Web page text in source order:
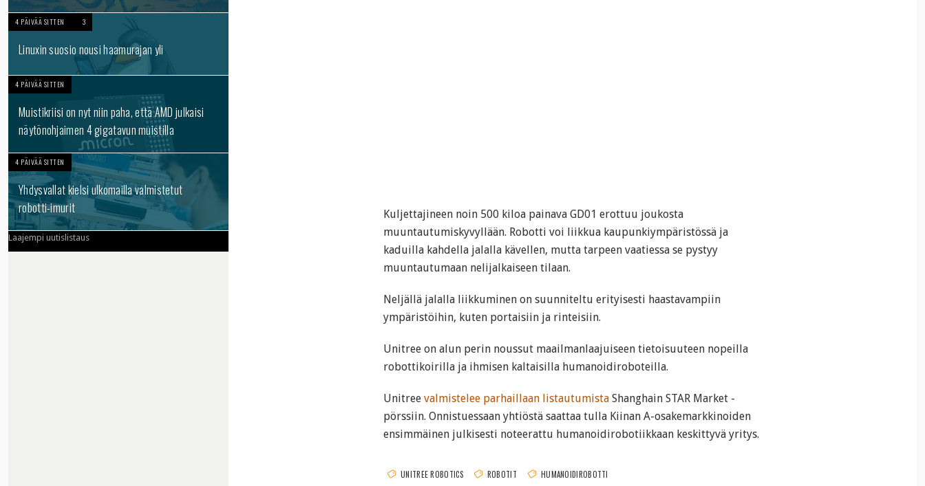
4 PÄIVÄÄ SITTEN 3
Linuxin suosio nousi haamurajan yli
4 PÄIVÄÄ SITTEN
Muistikriisi on nyt niin paha, että AMD julkaisi
näytönohjaimen 4 gigatavun muistilla
4 PÄIVÄÄ SITTEN
Yhdysvallat kielsi ulkomailla valmistetut
robotti-imurit
Laajempi uutislistaus
Kuljettajineen noin 500 kiloa painava GD01 erottuu joukosta
muuntautumiskyvyllään. Robotti voi liikkua kaupunkiympäristössä ja
kaduilla kahdella jalalla kävellen, mutta tarpeen vaatiessa se pystyy
muuntautumaan nelijalkaiseen tilaan.
Neljällä jalalla liikkuminen on suunniteltu erityisesti haastavampiin
ympäristöihin, kuten portaisiin ja rinteisiin.
Unitree on alun perin noussut maailmanlaajuiseen tietoisuuteen nopeilla
robottikoirilla ja ihmisen kaltaisilla humanoidiroboteilla.
Unitree valmistelee parhaillaan listautumista Shanghain STAR Market -
pörssiin. Onnistuessaan yhtiöstä saattaa tulla Kiinan A-osakemarkkinoiden
ensimmäinen julkisesti noteerattu humanoidirobotiikkaan keskittyvä yritys.
UNITREE ROBOTICS ROBOTIT HUMANOIDIROBOTTI